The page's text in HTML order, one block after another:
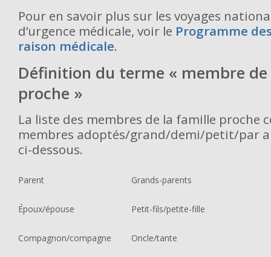
Pour en savoir plus sur les voyages
d’urgence médicale, voir le Programme
raison médicale.
Définition du terme « membre
proche »
La liste des membres de la famille proche
membres adoptés/grand/demi/petit/par
ci-dessous.
Parent Grands-parents
Époux/épouse Petit-fils/petite-fille
Compagnon/compagne Oncle/tante